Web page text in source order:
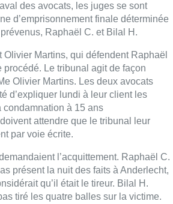
des avocats, les juges se sont
d’emprisonnement finale déterminée
Raphaël C. et Bilal H.
Martins, qui défendent Raphaël
procédé. Le tribunal agit de façon
Olivier Martins. Les deux avocats
d’expliquer lundi à leur client les
à 15 ans
attendre que le tribunal leur
par voie écrite.
l’acquittement. Raphaël C.
présent la nuit des faits à Anderlecht,
qu’il était le tireur. Bilal H.
tiré les quatre balles sur la victime.